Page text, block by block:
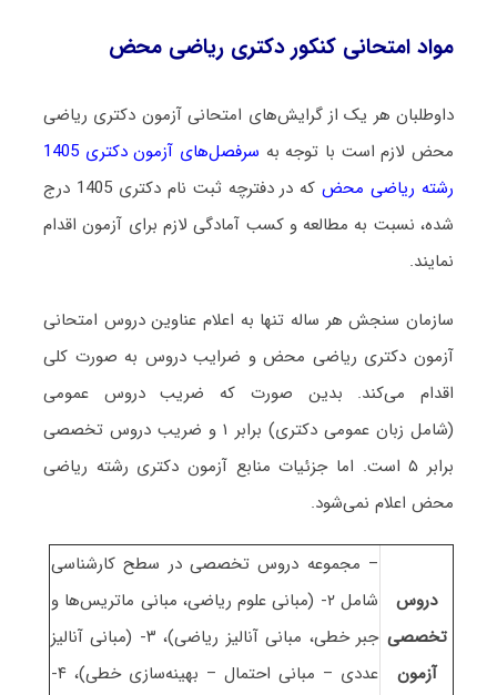
مواد امتحانی کنکور دکتری ریاضی محض
داوطلبان هر یک از گرایش‌های امتحانی آزمون دکتری ریاضی
محض لازم است با توجه به
سرفصل‌های آزمون دکتری 1405
رشته ریاضی محض
که در دفترچه ثبت نام دکتری 1405 درج
شده، نسبت به مطالعه و کسب آمادگی لازم برای آزمون اقدام
نمایند.
سازمان سنجش هر ساله تنها به اعلام عناوین دروس امتحانی
آزمون دکتری ریاضی محض و ضرایب دروس به صورت کلی
اقدام می‌کند. بدین صورت که ضریب دروس عمومی
(شامل زبان عمومی دکتری) برابر ۱ و ضریب دروس تخصصی
برابر ۵ است
. اما جزئیات منابع آزمون دکتری رشته ریاضی
محض اعلام نمی‌شود.
دروس
تخصصی
آزمون
– مجموعه دروس تخصصی در سطح کارشناسی
شامل ۲- (مبانی علوم ریاضی، مبانی ماتریس‌ها و
جبر خطی، مبانی آنالیز ریاضی)، ۳- (مبانی آنالیز
عددی – مبانی احتمال – بهینه‌سازی خطی)، ۴-